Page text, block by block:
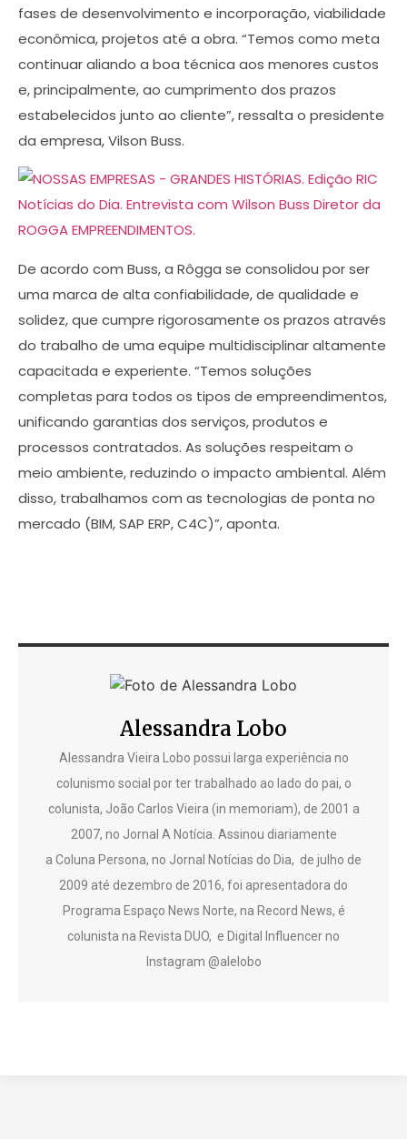
fases de desenvolvimento e incorporação, viabilidade
econômica, projetos até a obra. “Temos como meta
continuar aliando a boa técnica aos menores custos
e, principalmente, ao cumprimento dos prazos
estabelecidos junto ao cliente”, ressalta o presidente
da empresa, Vilson Buss.
De acordo com Buss, a Rôgga se consolidou por ser
uma marca de alta confiabilidade, de qualidade e
solidez, que cumpre rigorosamente os prazos através
do trabalho de uma equipe multidisciplinar altamente
capacitada e experiente. “Temos soluções
completas para todos os tipos de empreendimentos,
unificando garantias dos serviços, produtos e
processos contratados. As soluções respeitam o
meio ambiente, reduzindo o impacto ambiental. Além
disso, trabalhamos com as tecnologias de ponta no
mercado (BIM, SAP ERP, C4C)”, aponta.
Alessandra Lobo
Alessandra Vieira Lobo possui larga experiência no
colunismo social por ter trabalhado ao lado do pai, o
colunista, João Carlos Vieira (in memoriam), de 2001 a
2007, no Jornal A Notícia. Assinou diariamente
a Coluna Persona, no Jornal Notícias do Dia, de julho de
2009 até dezembro de 2016, foi apresentadora do
Programa Espaço News Norte, na Record News, é
colunista na Revista DUO, e Digital Influencer no
Instagram @alelobo